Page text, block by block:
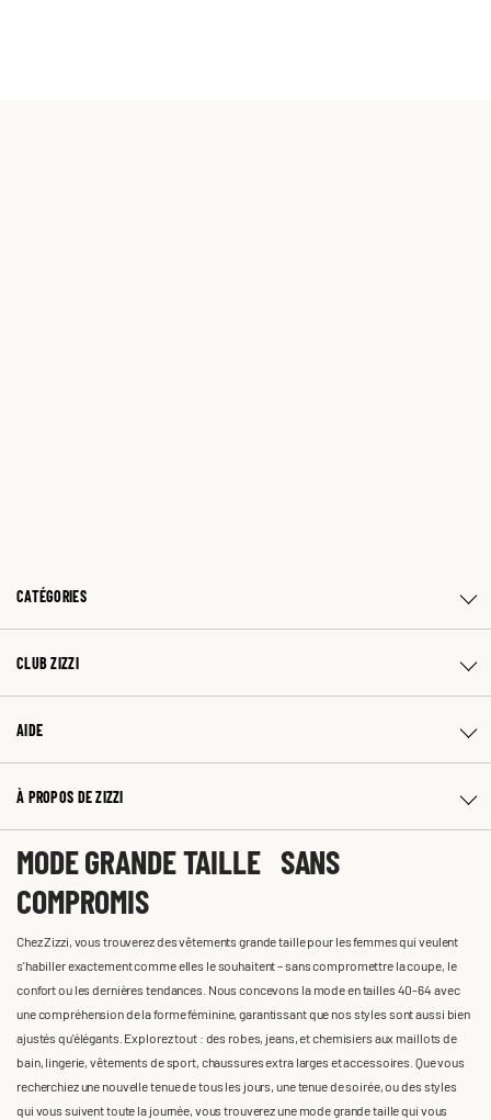
CATÉGORIES
CLUB ZIZZI
AIDE
À PROPOS DE ZIZZI
MODE GRANDE TAILLE SANS
COMPROMIS
Chez Zizzi, vous trouverez des vêtements grande taille pour les femmes qui veulent
s'habiller exactement comme elles le souhaitent – sans compromettre la coupe, le
confort ou les dernières tendances. Nous concevons la mode en tailles 40-64 avec
une compréhension de la forme féminine, garantissant que nos styles sont aussi bien
ajustés qu'élégants. Explorez tout : des robes, jeans, et chemisiers aux maillots de
bain, lingerie, vêtements de sport, chaussures extra larges et accessoires. Que vous
recherchiez une nouvelle tenue de tous les jours, une tenue de soirée, ou des styles
qui vous suivent toute la journée, vous trouverez une mode grande taille qui vous